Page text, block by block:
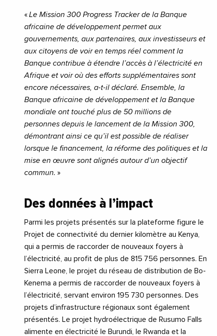
«Le Mission 300 Progress Tracker de la Banque
africaine de développement permet aux
gouvernements, aux partenaires, aux investisseurs et
aux citoyens de voir en temps réel comment la
Banque contribue à étendre l’accès à l’électricité en
Afrique et voir où des efforts supplémentaires sont
encore nécessaires, a-t-il déclaré. Ensemble, la
Banque africaine de développement et la Banque
mondiale ont touché plus de 50 millions de
personnes depuis le lancement de la Mission 300,
démontrant ainsi ce qu’il est possible de réaliser
lorsque le financement, la réforme des politiques et la
mise en œuvre sont alignés autour d’un objectif
commun. »
Des données à l’impact
Parmi les projets présentés sur la plateforme figure le
Projet de connectivité du dernier kilomètre au Kenya,
qui a permis de raccorder de nouveaux foyers à
l’électricité, au profit de plus de 815 756 personnes. En
Sierra Leone, le projet du réseau de distribution de Bo-
Kenema a permis de raccorder de nouveaux foyers à
l’électricité, servant environ 195 730 personnes. Des
projets d’infrastructure régionaux sont également
présentés. Le projet hydroélectrique de Rusumo Falls
alimente en électricité le Burundi, le Rwanda et la